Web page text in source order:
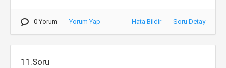
0 Yorum Yorum Yap Hata Bildir Soru Detay
11.Soru